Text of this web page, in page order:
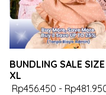
BUNDLING SALE
XL
Rp456.450 -